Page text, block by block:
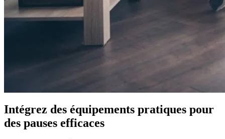
Intégrez des équipements pratiques pour
des pauses efficaces